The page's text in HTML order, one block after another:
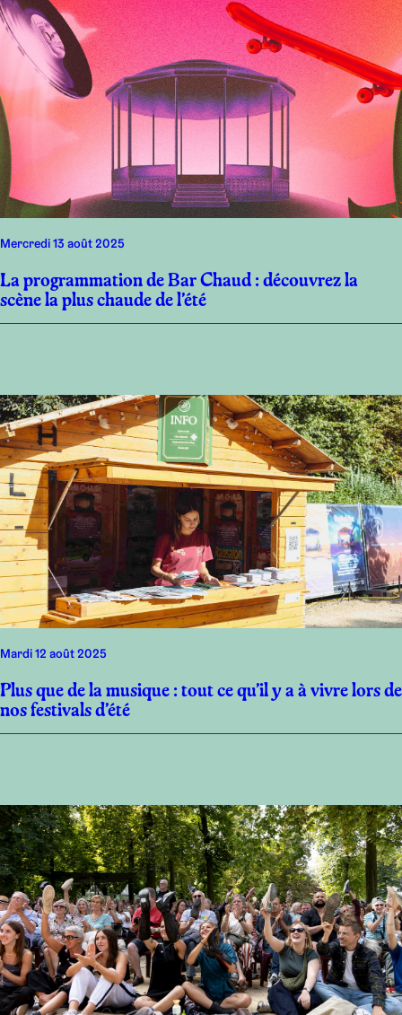
mercredi 13 août 2025
La programmation de Bar Chaud : découvrez la
scène la plus chaude de l’été
mardi 12 août 2025
Plus que de la musique : tout ce qu’il y a à vivre lors de
nos festivals d’été